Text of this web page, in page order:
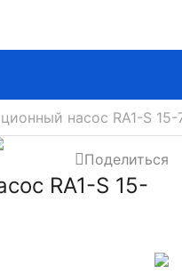
насос RA1-S
Поделиться
RA1-S 15-